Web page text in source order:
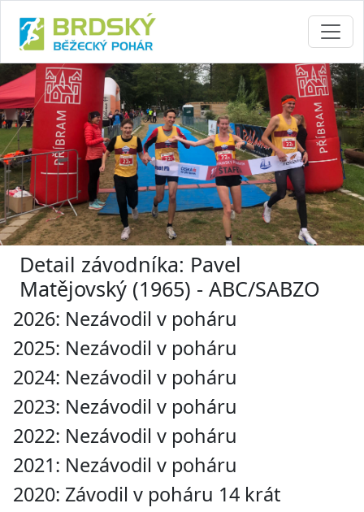
Detail závodníka: Pavel
Matějovský (1965) - ABC/SABZO
2026: Nezávodil v poháru
2025: Nezávodil v poháru
2024: Nezávodil v poháru
2023: Nezávodil v poháru
2022: Nezávodil v poháru
2021: Nezávodil v poháru
2020: Závodil v poháru 14 krát